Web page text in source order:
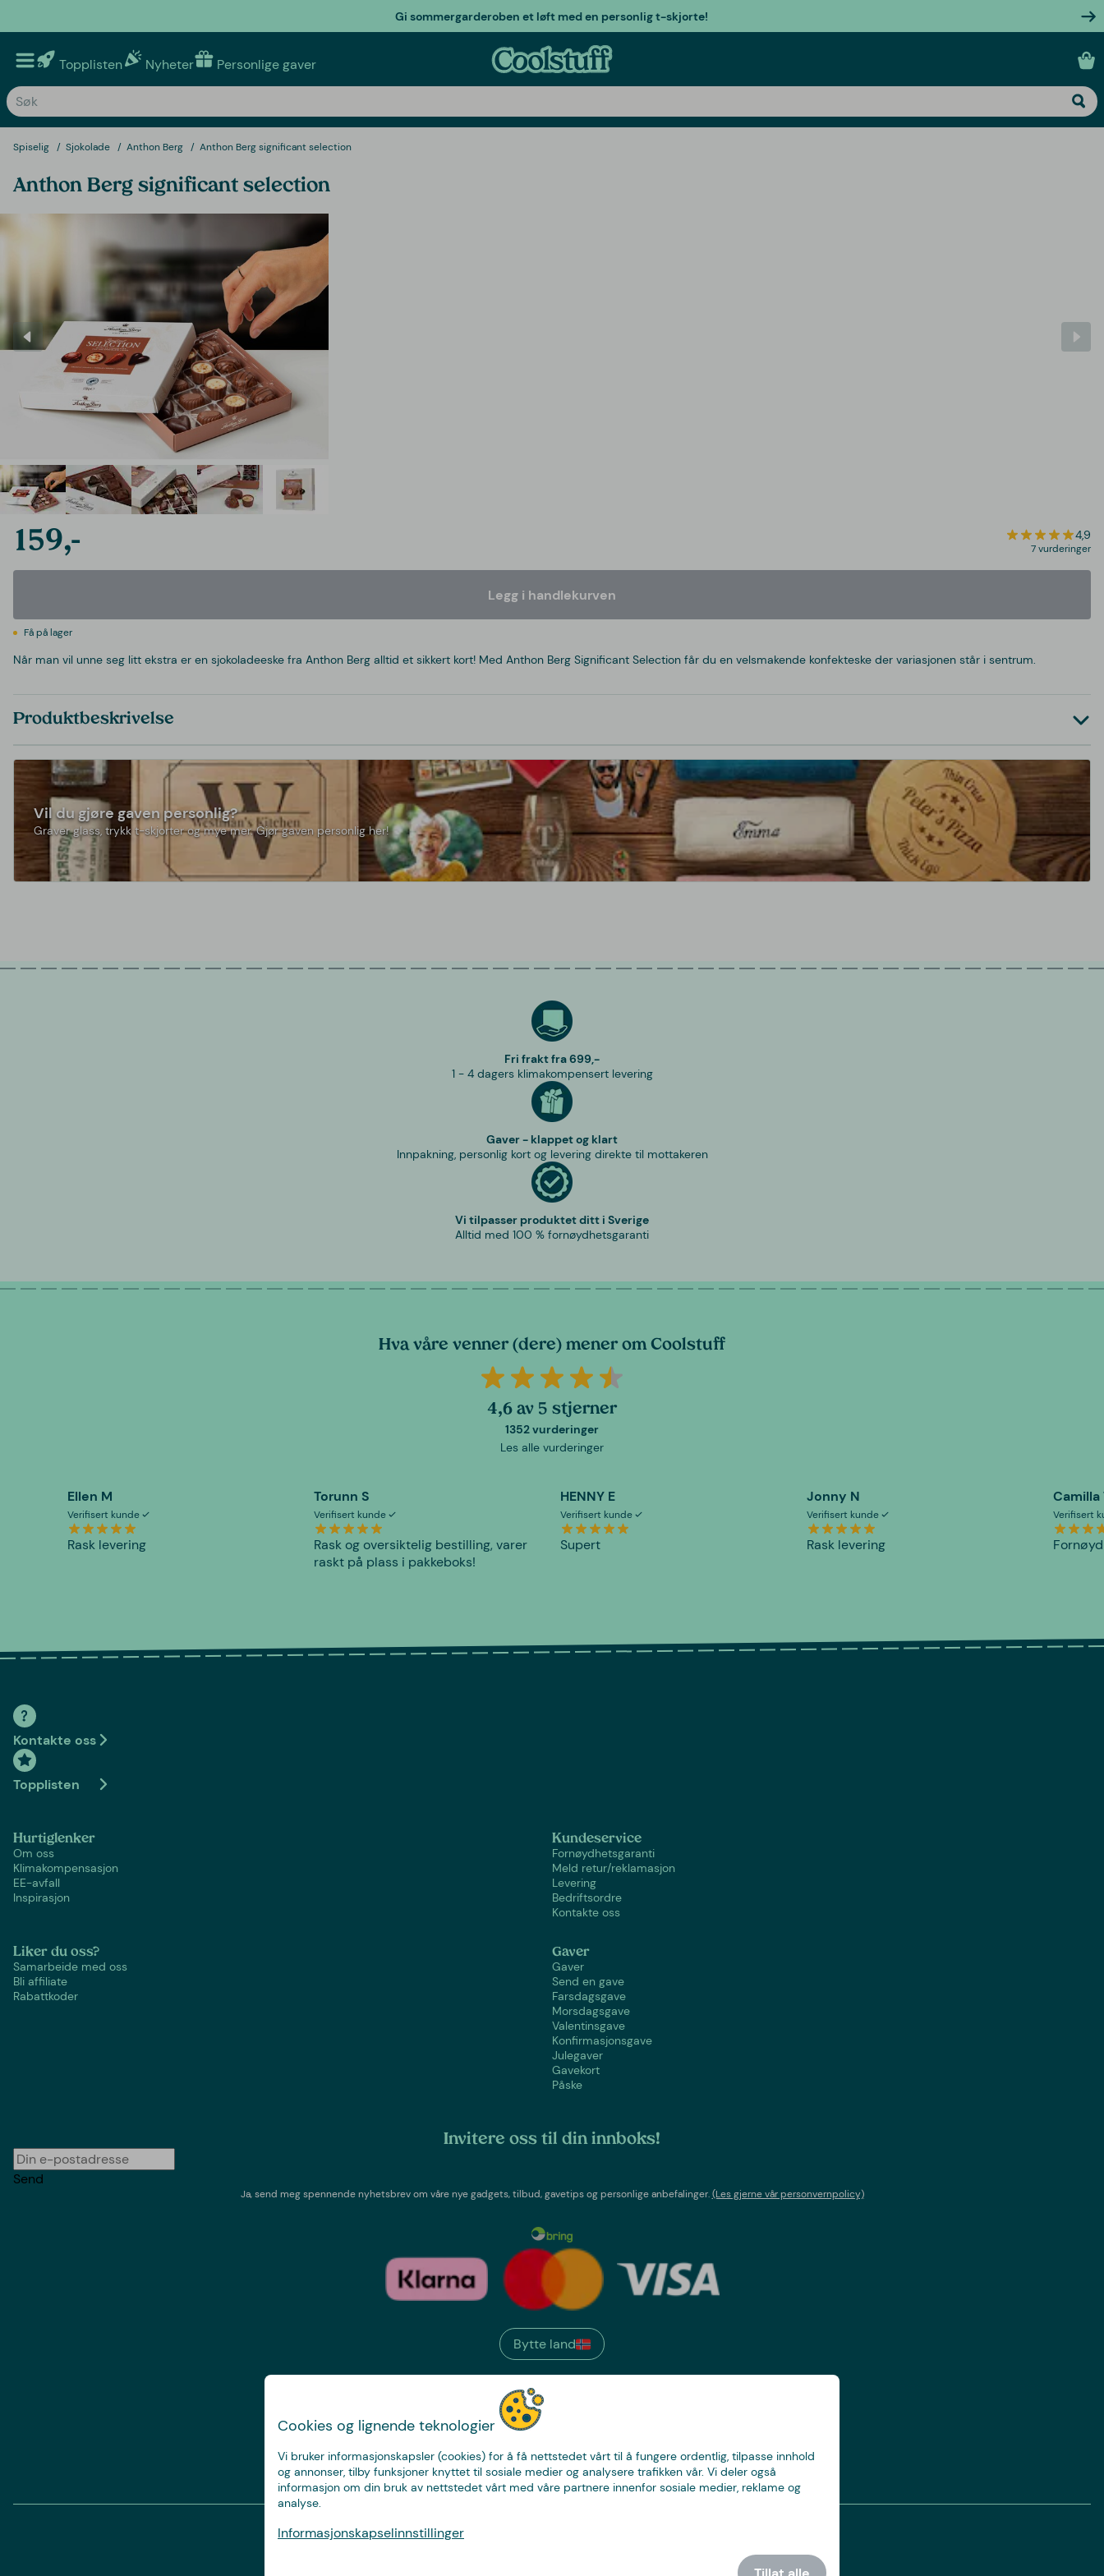
Cookies og lignende teknologier
Vi bruker informasjonskapsler (cookies) for å få nettstedet vårt til å fungere ordentlig, tilpasse innhold
og annonser, tilby funksjoner knyttet til sosiale medier og analysere trafikken vår. Vi deler også
informasjon om din bruk av nettstedet vårt med våre partnere innenfor sosiale medier, reklame og
analyse.
Informasjonskapselinnstillinger
Gi sommergarderoben et løft med en personlig t-skjorte!
Topplisten Nyheter Personlige gaver
Spiselig Sjokolade Anthon Berg Anthon Berg significant selection
Anthon Berg significant selection
159,- 4,9
7 vurderinger
Legg i handlekurven
Få på lager
Når man vil unne seg litt ekstra er en sjokoladeeske fra Anthon Berg alltid et sikkert kort! Med Anthon Berg Significant Selection får du en velsmakende konfekteske der variasjonen står i sentrum.
Produktbeskrivelse
Vil du gjøre gaven personlig?
Graver glass, trykk t-skjorter og mye mer. Gjør gaven personlig her!
Fri frakt fra 699,-
1 - 4 dagers klimakompensert levering
Gaver - klappet og klart
Innpakning, personlig kort og levering direkte til mottakeren
Vi tilpasser produktet ditt i Sverige
Alltid med 100 % fornøydhetsgaranti
Hva våre venner (dere) mener om Coolstuff
4,6 av 5 stjerner
1352 vurderinger
Les alle vurderinger
Ellen M
Verifisert kunde
Rask levering
Torunn S
Verifisert kunde
Rask og oversiktelig bestilling, varer
raskt på plass i pakkeboks!
HENNY E
Verifisert kunde
Supert
Jonny N
Verifisert kunde
Rask levering
Camilla
Verifisert
Fornøyd
Kontakte oss
Topplisten
Hurtiglenker
Om oss
Klimakompensasjon
EE-avfall
Inspirasjon
Kundeservice
Fornøydhetsgaranti
Meld retur/reklamasjon
Levering
Bedriftsordre
Kontakte oss
Liker du oss?
Samarbeide med oss
Bli affiliate
Rabattkoder
Gaver
Gaver
Send en gave
Farsdagsgave
Morsdagsgave
Valentinsgave
Konfirmasjonsgave
Julegaver
Gavekort
Påske
Invitere oss til din innboks!
Send
Ja, send meg spennende nyhetsbrev om våre nye gadgets, tilbud, gavetips og personlige anbefalinger.(Les gjerne vår personvernpolicy)
Bytte land